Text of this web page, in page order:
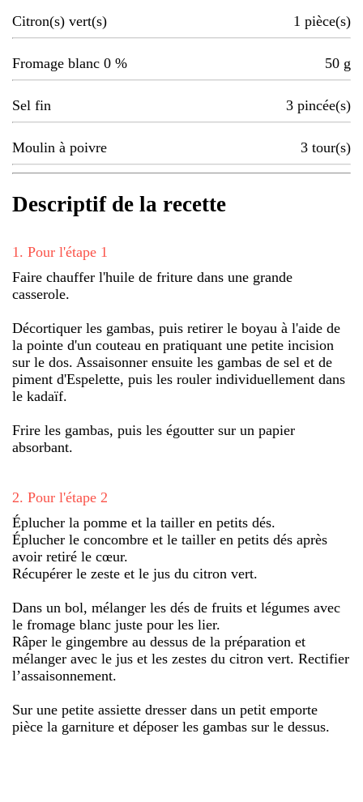
Citron(s) vert(s) 1 pièce(s)
Fromage blanc 0 % 50 g
Sel fin 3 pincée(s)
Moulin à poivre 3 tour(s)
Descriptif de la recette
1 . Pour l'étape 1
Faire chauffer l'huile de friture dans une grande
casserole.
Décortiquer les gambas, puis retirer le boyau à l'aide de
la pointe d'un couteau en pratiquant une petite incision
sur le dos. Assaisonner ensuite les gambas de sel et de
piment d'Espelette, puis les rouler individuellement dans
le kadaïf.
Frire les gambas, puis les égoutter sur un papier
absorbant.
2. Pour l'étape 2
Éplucher la pomme et la tailler en petits dés.
Éplucher le concombre et le tailler en petits dés après
avoir retiré le cœur.
Récupérer le zeste et le jus du citron vert.
Dans un bol, mélanger les dés de fruits et légumes avec
le fromage blanc juste pour les lier.
Râper le gingembre au dessus de la préparation et
mélanger avec le jus et les zestes du citron vert. Rectifier
l’assaisonnement.
Sur une petite assiette dresser dans un petit emporte
pièce la garniture et déposer les gambas sur le dessus.